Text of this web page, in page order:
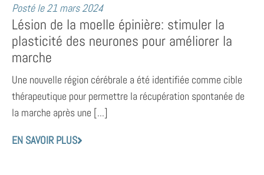
Posté le21 mars 2024
Lésion de la moelle épinière: stimuler la
plasticité des neurones pour améliorer la
marche
Une nouvelle région cérébrale a été identifiée comme cible
thérapeutique pour permettre la récupération spontanée de
la marche après une [...]
EN SAVOIR PLUS